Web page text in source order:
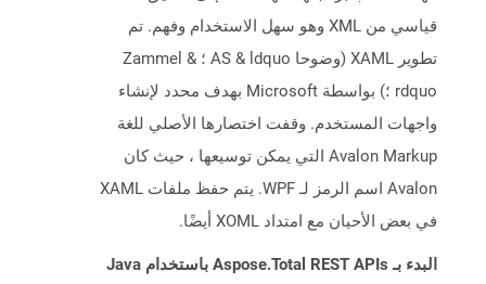
قياسي من XML وهو سهل الاستخدام وفهم. تم
تطوير XAML (وضوحا AS & ldquo ؛ Zammel &
rdquo ؛) بواسطة Microsoft بهدف محدد لإنشاء
واجهات المستخدم. وقفت اختصارها الأصلي للغة
Avalon Markup التي يمكن توسيعها ، حيث كان
Avalon اسم الرمز لـ WPF. يتم حفظ ملفات XAML
في بعض الأحيان مع امتداد XOML أيضًا.
البدء بـ Aspose.Total REST APIs باستخدام Java